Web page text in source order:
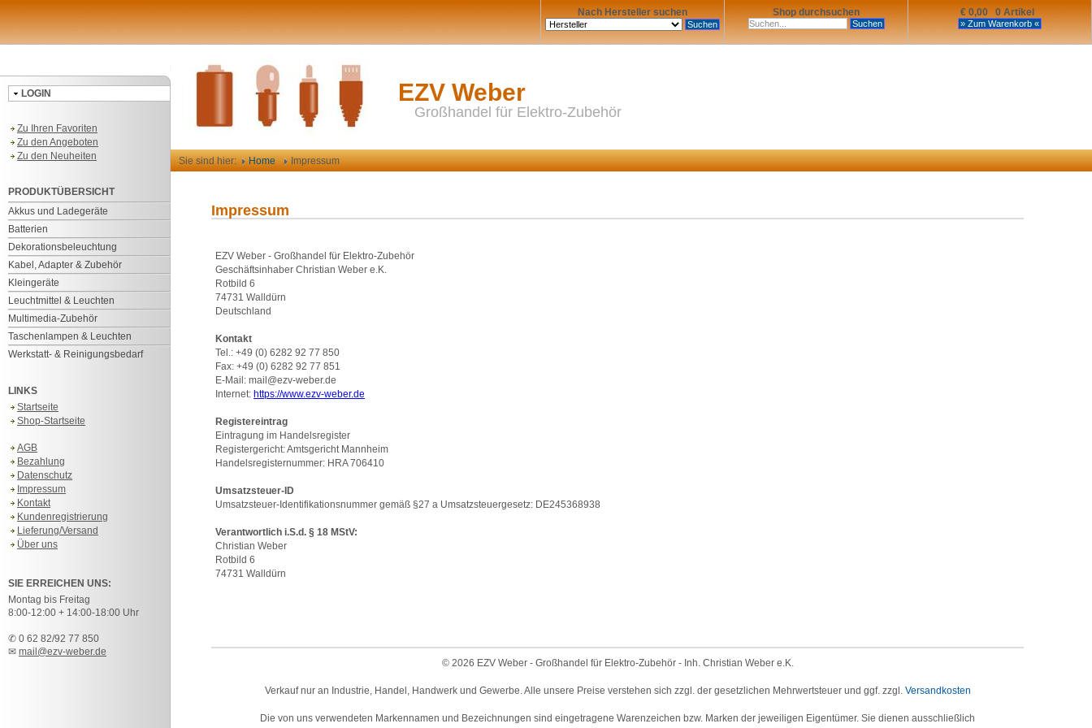
€ 0,00 0 Artikel
Shop durchsuchen
Nach Hersteller suchen
LOGIN
Zu Ihren Favoriten
Zu den Angeboten
Zu den Neuheiten
PRODUKTÜBERSICHT
Akkus und Ladegeräte
Batterien
Dekorationsbeleuchtung
Kabel, Adapter & Zubehör
Kleingeräte
Leuchtmittel & Leuchten
Multimedia-Zubehör
Taschenlampen & Leuchten
Werkstatt- & Reinigungsbedarf
LINKS
Startseite
Shop-Startseite
AGB
Bezahlung
Datenschutz
Impressum
Kontakt
Kundenregistrierung
Lieferung/Versand
Über uns
SIE ERREICHEN UNS:
Montag bis Freitag
8:00-12:00 + 14:00-18:00 Uhr
✆ 0 62 82/92 77 850
✉ mail@ezv-weber.de
EZV Weber
Großhandel für Elektro-Zubehör
Sie sind hier: Home Impressum
Impressum
EZV Weber - Großhandel für Elektro-Zubehör
Geschäftsinhaber Christian Weber e.K.
Rotbild 6
74731 Walldürn
Deutschland
Kontakt
Tel.: +49 (0) 6282 92 77 850
Fax: +49 (0) 6282 92 77 851
E-Mail: mail @ezv-weber.de
Internet: https://www.ezv-weber.de
Registereintrag
Eintragung im Handelsregister
Registergericht: Amtsgericht Mannheim
Handelsregisternummer: HRA 706410
Umsatzsteuer-ID
Umsatzsteuer-Identifikationsnummer gemäß §27 a Umsatzsteuergesetz: DE245368938
Verantwortlich i.S.d. § 18 MStV:
Christian Weber
Rotbild 6
74731 Walldürn
© 2026 EZV Weber - Großhandel für Elektro-Zubehör - Inh. Christian Weber e.K.
Verkauf nur an Industrie, Handel, Handwerk und Gewerbe. Alle unsere Preise verstehen sich zzgl. der gesetzlichen Mehrwertsteuer und ggf. zzgl. Versandkosten
Die von uns verwendeten Markennamen und Bezeichnungen sind eingetragene Warenzeichen bzw. Marken der jeweiligen Eigentümer. Sie dienen ausschließlich